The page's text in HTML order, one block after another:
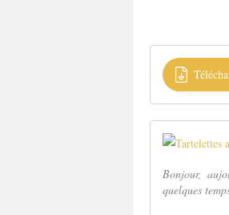
Bonjour,
quelques